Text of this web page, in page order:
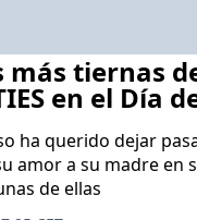
más tiernas
en el Día
ha querido dejar
amor a su madre en
de ellas